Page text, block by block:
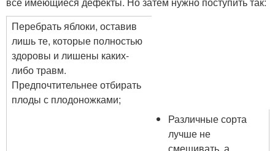
Перебрать яблоки, оставив
лишь те, которые полностью
здоровы и лишены каких-
либо травм.
Предпочтительнее отбирать
плоды с плодоножками;
Различные сорта
лучше не